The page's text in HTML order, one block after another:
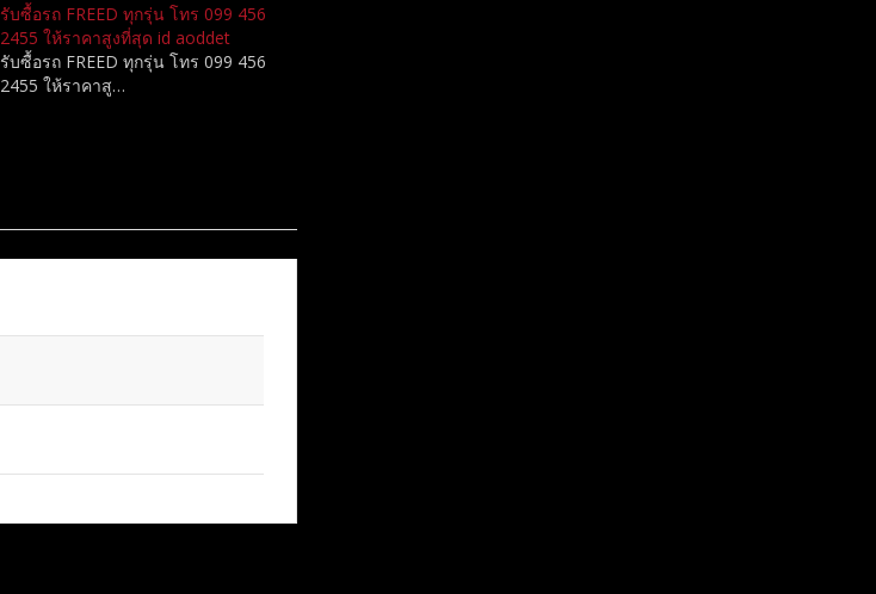
รับซื้อรถ FREED ทุกรุ่น โทร 099 456
2455 ให้ราคาสูงที่สุด id aoddet
รับซื้อรถ FREED ทุกรุ่น โทร 099 456
2455 ให้ราคาสู…